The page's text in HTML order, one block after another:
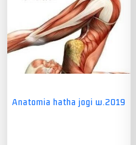
Anatomia hatha jogi w.2019